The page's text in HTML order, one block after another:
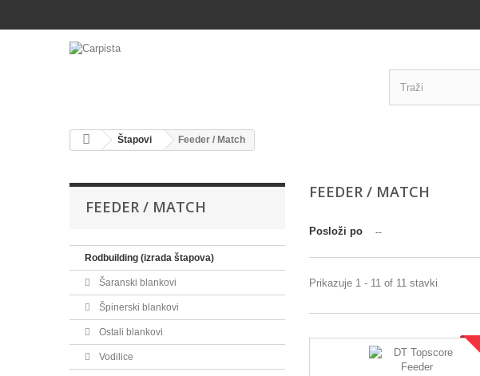
Štapovi Feeder / Match
FEEDER / MATCH
Rodbuilding (izrada štapova)
Šaranski blankovi
Špinerski blankovi
Ostali blankovi
Vodilice
FEEDER / MATCH
Posloži po --
Prikazuje 1 - 11 of 11 stavki